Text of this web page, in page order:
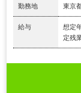
勤務地 東京
給与
想定
定残